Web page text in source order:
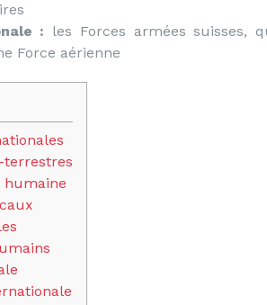
: les Forces armées suisses,
Force aérienne
terrestres
humaine